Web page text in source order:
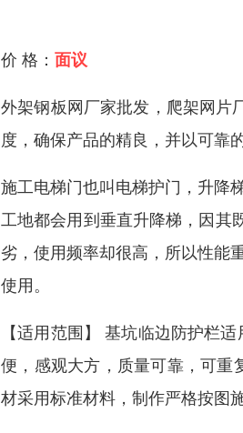
价 格： 面议
外架钢板网厂家批发，爬架网片
度，确保产品的精良，并以可靠
施工电梯门也叫电梯护门，升降
工地都会用到垂直升降梯，因其
劣，使用频率却很高，所以性能
使用。
【适用范围】 基坑临边防护栏
便，感观大方，质量可靠，可重
材采用标准材料，制作严格按图